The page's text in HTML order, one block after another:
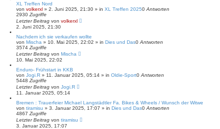
XL Treffen Nord
von volkerxl » 2. Juni 2025, 21:30 » in XL Treffen 20250 Antworten
2930 Zugriffe
Letzter Beitrag von volkerxl
2. Juni 2025, 21:30
Nachdem ich sie verkaufen wollte
von Mischa » 10. Mai 2025, 22:02 » in Dies und Das0 Antworten
3574 Zugriffe
Letzter Beitrag von Mischa
10. Mai 2025, 22:02
Enduro- Frühstart in KKB
von Jogi.R » 11. Januar 2025, 05:14 » in Oldie-Sport0 Antworten
5448 Zugriffe
Letzter Beitrag von Jogi.R
11. Januar 2025, 05:14
Bremen : Trauerfeier Michael Langstädtler Fa. Bikes & Wheels / Wunsch der Witwe
von tiramisu » 3. Januar 2025, 17:07 » in Dies und Das0 Antworten
4867 Zugriffe
Letzter Beitrag von tiramisu
3. Januar 2025, 17:07